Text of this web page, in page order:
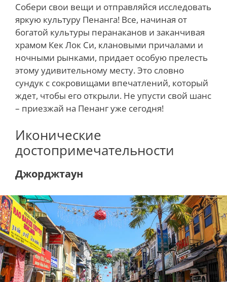
Собери свои вещи и отправляйся исследовать
яркую культуру Пенанга! Все, начиная от
богатой культуры перанаканов и заканчивая
храмом Кек Лок Си, клановыми причалами и
ночными рынками, придает особую прелесть
этому удивительному месту. Это словно
сундук с сокровищами впечатлений, который
ждет, чтобы его открыли. Не упусти свой шанс
– приезжай на Пенанг уже сегодня!
Иконические
достопримечательности
Джорджтаун